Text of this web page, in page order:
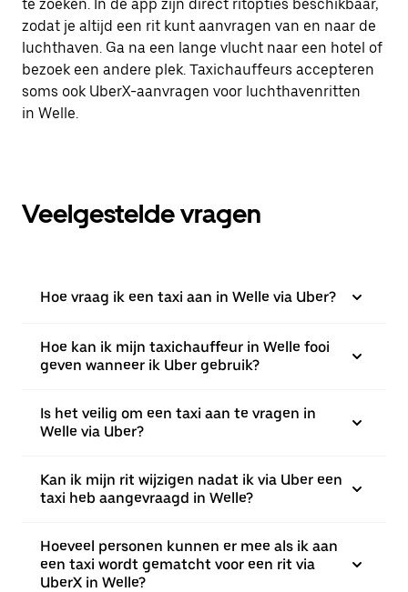
te zoeken. In de app zijn direct ritopties beschikbaar,
zodat je altijd een rit kunt aanvragen van en naar de
luchthaven. Ga na een lange vlucht naar een hotel of
bezoek een andere plek. Taxichauffeurs accepteren
soms ook UberX-aanvragen voor luchthavenritten
in Welle.
Veelgestelde vragen
Hoe vraag ik een taxi aan in Welle via Uber?
Hoe kan ik mijn taxichauffeur in Welle fooi
geven wanneer ik Uber gebruik?
Is het veilig om een taxi aan te vragen in
Welle via Uber?
Kan ik mijn rit wijzigen nadat ik via Uber een
taxi heb aangevraagd in Welle?
Hoeveel personen kunnen er mee als ik aan
een taxi wordt gematcht voor een rit via
UberX in Welle?